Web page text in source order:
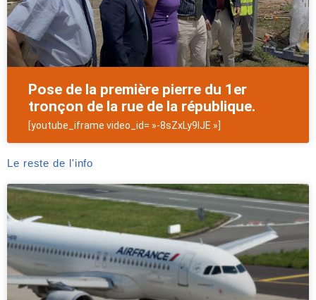
Pose de la première pierre du 1er
tronçon de la rue de la république.
[youtube_iframe video_id= »-8sZxLy9lJE »]
Le reste de l'info